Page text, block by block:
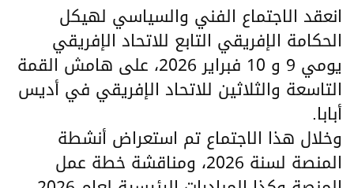
انعقد الاجتماع الفني والسياسي لهيكل
الحكامة الإفريقي التابع للاتحاد الإفريقي
يومي 9 و 10 فبراير 2026، على هامش القمة
التاسعة والثلاثين للاتحاد الإفريقي في أديس
أبابا.
وخلال هذا الاجتماع تم استعراض أنشطة
المنصة لسنة 2026، ومناقشة خطة عمل